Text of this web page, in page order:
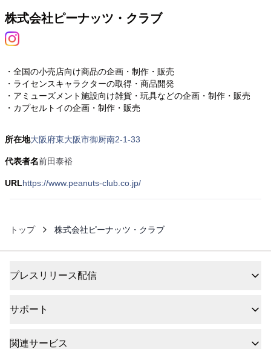
株式会社ピーナッツ・クラブ
・全国の小売店向け商品の企画・制作・販売
・ライセンスキャラクターの取得・商品開発
・アミューズメント施設向け雑貨・玩具などの企画・制作・販売
・カプセルトイの企画・制作・販売
所在地大阪府東大阪市御厨南2-1-33
代表者名前田泰裕
URLhttps://www.peanuts-club.co.jp/
トップ 株式会社ピーナッツ・クラブ
プレスリリース配信
サポート
関連サービス